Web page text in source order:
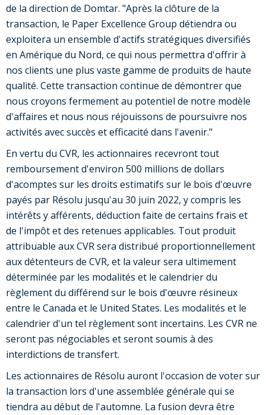
de la direction de Domtar. "Après la clôture de la
transaction, le Paper Excellence Group détiendra ou
exploitera un ensemble d'actifs stratégiques diversifiés
en Amérique du Nord, ce qui nous permettra d'offrir à
nos clients une plus vaste gamme de produits de haute
qualité. Cette transaction continue de démontrer que
nous croyons fermement au potentiel de notre modèle
d'affaires et nous nous réjouissons de poursuivre nos
activités avec succès et efficacité dans l'avenir."
En vertu du CVR, les actionnaires recevront tout
remboursement d'environ 500 millions de dollars
d'acomptes sur les droits estimatifs sur le bois d'œuvre
payés par Résolu jusqu'au 30 juin 2022, y compris les
intérêts y afférents, déduction faite de certains frais et
de l'impôt et des retenues applicables. Tout produit
attribuable aux CVR sera distribué proportionnellement
aux détenteurs de CVR, et la valeur sera ultimement
déterminée par les modalités et le calendrier du
règlement du différend sur le bois d'œuvre résineux
entre le Canada et le United States. Les modalités et le
calendrier d'un tel règlement sont incertains. Les CVR ne
seront pas négociables et seront soumis à des
interdictions de transfert.
Les actionnaires de Résolu auront l'occasion de voter sur
la transaction lors d'une assemblée générale qui se
tiendra au début de l'automne. La fusion devra être